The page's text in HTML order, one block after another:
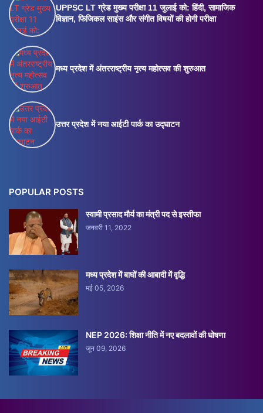
UPPSC LT ग्रेड मुख्य परीक्षा 11 जुलाई को: हिंदी, सामाजिक
विज्ञान, फिजिकल साइंस और संगीत विषयों की होगी परीक्षा
मध्य प्रदेश में अंतरराष्ट्रीय नृत्य महोत्सव की शुरुआत
उत्तर प्रदेश में नया आईटी पार्क का उद्घाटन
POPULAR POSTS
स्वामी प्रसाद मौर्य का मंत्री पद से इस्तीफा
जनवरी 11, 2022
मध्य प्रदेश में बाघों की आबादी में वृद्धि
मई 05, 2026
NEP 2026: शिक्षा नीति में नए बदलावों की घोषणा
जून 09, 2026